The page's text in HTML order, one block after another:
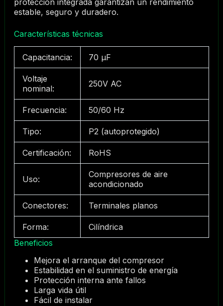
protección integrada garantizan un rendimiento
estable, seguro y duradero.
Características técnicas
Capacitancia: 70 μF
Voltaje
nominal:
250V AC
Frecuencia: 50/60 Hz
Tipo: P2 (autoprotegido)
Certificación: RoHS
Uso:
Compresores de aire
acondicionado
Conectores: Terminales planos
Forma:
Cilíndrica
Beneficios
Mejora el arranque del compresor
Estabilidad en el suministro de energía
Protección interna ante fallos
Larga vida útil
Fácil de instalar